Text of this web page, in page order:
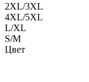
2XL/3XL
4XL/5XL
L/XL
S/M
Цвет